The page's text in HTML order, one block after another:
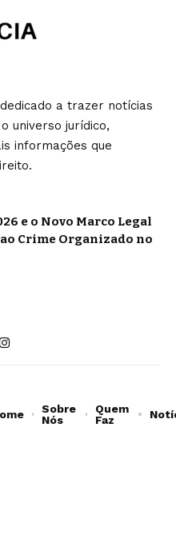
a trazer notícias
universo jurídico,
informações que
e o Novo Marco Legal
ao Crime Organizado no
Sobre
Nós
Quem
Faz